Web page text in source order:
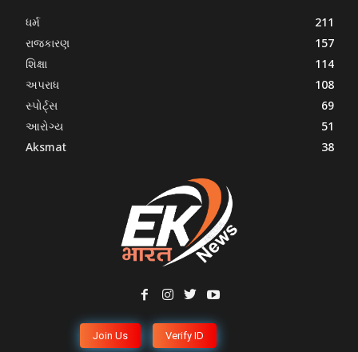
ધર્મ
211
રાજકારણ
157
શિક્ષા
114
અપરાધ
108
સ્પોર્ટ્સ
69
આરોગ્ય
51
Aksmat
38
Join Us Verify ID